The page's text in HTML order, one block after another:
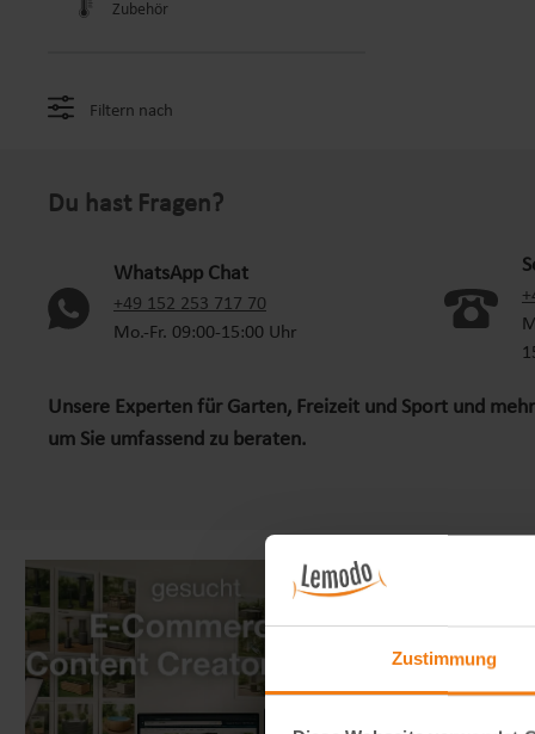
Zustimmung
Zubehör
Filtern nach
Du hast Fragen?
WhatsApp Chat
+49 152 253 717 70
Mo.-Fr. 09:00-15:00 Uhr
Unsere Experten für Garten, Freizeit und Sport und
um Sie umfassend zu beraten.